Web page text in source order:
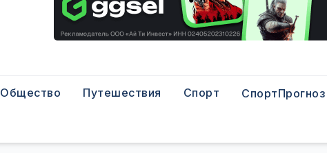
Общество Путешествия Спорт СпортПрогноз